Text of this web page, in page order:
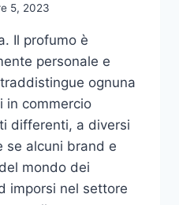
5, 2023
Il profumo è
personale e
ognuna
in commercio
differenti, a diversi
se alcuni brand e
mondo dei
imporsi nel settore